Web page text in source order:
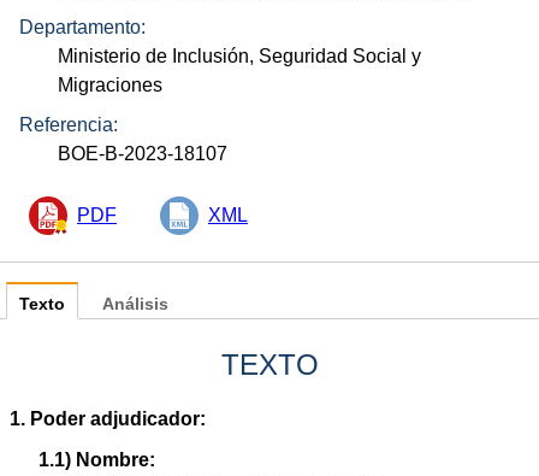
Departamento:
Ministerio de Inclusión, Seguridad Social y
Migraciones
Referencia:
BOE-B-2023-18107
PDF XML
Texto
TEXTO
1. Poder adjudicador:
1.1) Nombre:
Análisis